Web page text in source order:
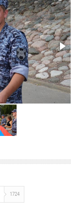
1724